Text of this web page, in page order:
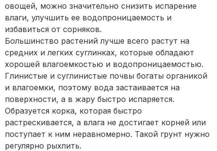
овощей, можно значительно снизить испарение
влаги, улучшить ее водопроницаемость и
избавиться от сорняков.
Большинство растений лучше всего растут на
средних и легких суглинках, которые обладают
хорошей влагоемкостью и водопроницаемостью.
Глинистые и суглинистые почвы богаты органикой
и влагоемки, поэтому вода застаивается на
поверхности, а в жару быстро испаряется.
Образуется корка, которая быстро
растрескивается, а влага не достигает корней или
поступает к ним неравномерно. Такой грунт нужно
регулярно рыхлить.